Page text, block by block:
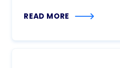
READ MORE